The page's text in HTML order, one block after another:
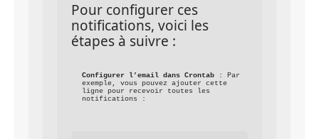
Pour configurer ces
notifications, voici les
étapes à suivre :
Configurer l’email dans Crontab : Par
exemple, vous pouvez ajouter cette
ligne pour recevoir toutes les
notifications :